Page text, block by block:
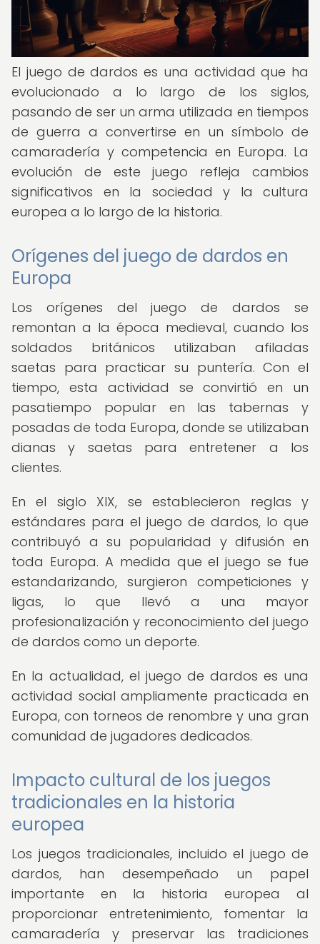
El juego de dardos es una actividad que ha
evolucionado a lo largo de los siglos,
pasando de ser un arma utilizada en tiempos
de guerra a convertirse en un símbolo de
camaradería y competencia en Europa. La
evolución de este juego refleja cambios
significativos en la sociedad y la cultura
europea a lo largo de la historia.
Orígenes del juego de dardos en
Europa
Los orígenes del juego de dardos se
remontan a la época medieval, cuando los
soldados británicos utilizaban afiladas
saetas para practicar su puntería. Con el
tiempo, esta actividad se convirtió en un
pasatiempo popular en las tabernas y
posadas de toda Europa, donde se utilizaban
dianas y saetas para entretener a los
clientes.
En el siglo XIX, se establecieron reglas y
estándares para el juego de dardos, lo que
contribuyó a su popularidad y difusión en
toda Europa. A medida que el juego se fue
estandarizando, surgieron competiciones y
ligas, lo que llevó a una mayor
profesionalización y reconocimiento del juego
de dardos como un deporte.
En la actualidad, el juego de dardos es una
actividad social ampliamente practicada en
Europa, con torneos de renombre y una gran
comunidad de jugadores dedicados.
Impacto cultural de los juegos
tradicionales en la historia
europea
Los juegos tradicionales, incluido el juego de
dardos, han desempeñado un papel
importante en la historia europea al
proporcionar entretenimiento, fomentar la
camaradería y preservar las tradiciones